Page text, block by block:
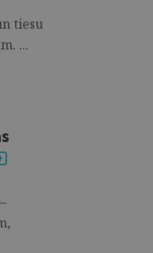
tiesu
...